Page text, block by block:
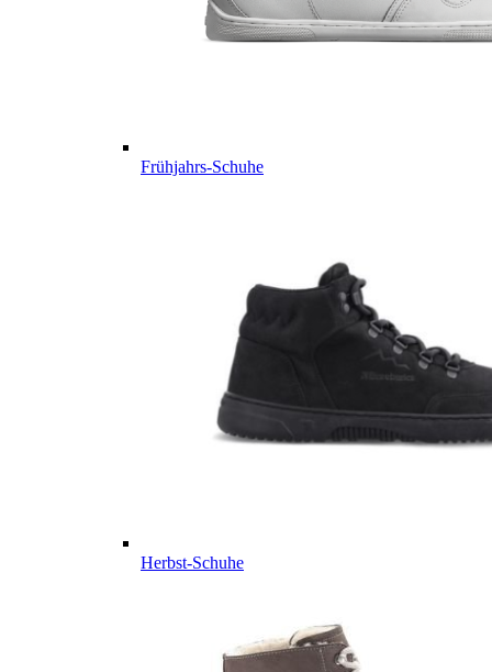
Frühjahrs-Schuhe
Herbst-Schuhe